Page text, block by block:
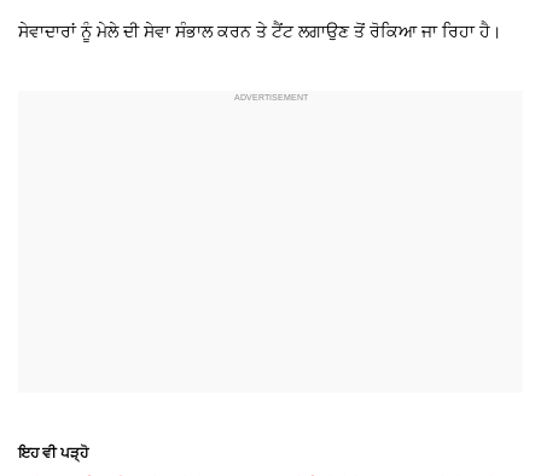
ਸੇਵਾਦਾਰਾਂ ਨੂੰ ਮੇਲੇ ਦੀ ਸੇਵਾ ਸੰਭਾਲ ਕਰਨ ਤੇ ਟੈਂਟ ਲਗਾਉਣ ਤੋਂ ਰੋਕਿਆ ਜਾ ਰਿਹਾ ਹੈ।
ਇਹ ਵੀ ਪੜ੍ਹੋ